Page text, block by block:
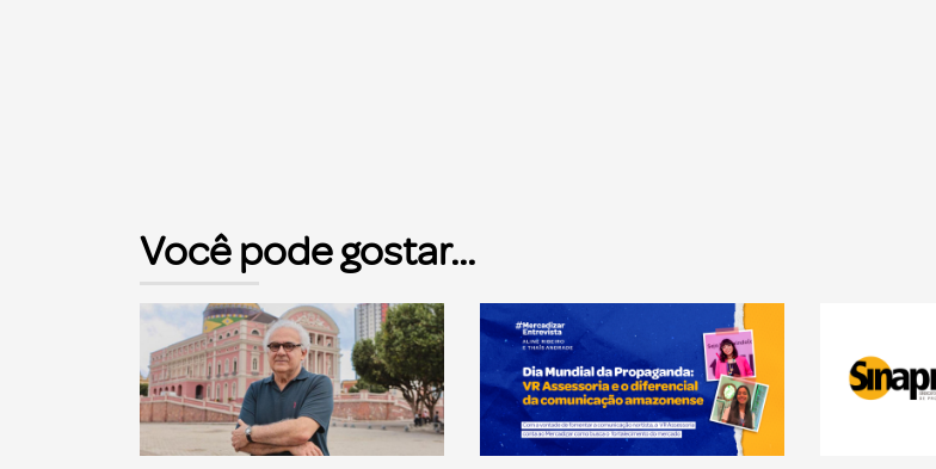
Você pode gostar...